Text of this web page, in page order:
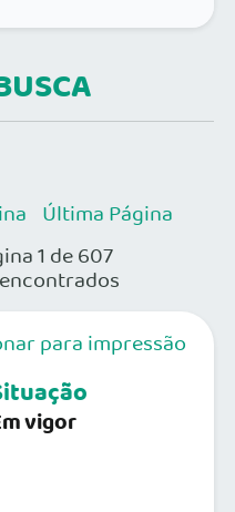
Última Página
1 de 607
para impressão
vigor